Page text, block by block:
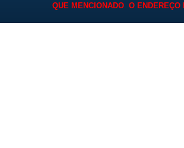
QUE MENCIONADO O ENDEREÇO